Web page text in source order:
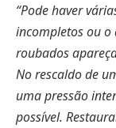
“Pode haver
incompletos ou o
roubados
No rescaldo de
uma pressão
possível.